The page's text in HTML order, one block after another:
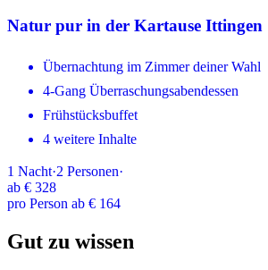
Natur pur in der Kartause Ittingen
Übernachtung im Zimmer deiner Wahl
4-Gang Überraschungsabendessen
Frühstücksbuffet
4 weitere Inhalte
1 Nacht·2 Personen·
ab € 328
pro Person ab € 164
Gut zu wissen